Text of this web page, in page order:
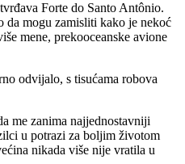
Forte do Santo Antônio.
da mogu zamisliti kako je nekoć
mene, prekooceanske avione
odvijalo, s tisućama robova
me zanima najjednostavniji
u potrazi za boljim životom
nikada više nije vratila u